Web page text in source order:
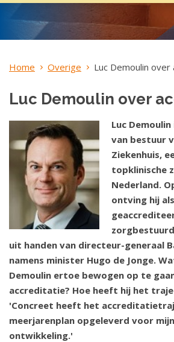
h
o
u
d
S
p
r
i
n
g
n
a
a
r
n
a
Home Overige Luc Demoulin
Luc Demoulin over
Luc
van bestuur
Ziekenhuis,
topklinische
Nederland.
ontving hij
uit handen van directeur-generaal
namens minister Hugo de Jonge.
Demoulin ertoe bewogen op te
accreditatie? Hoe heeft hij het
'Concreet heeft het
meerjarenplan opgeleverd voor
ontwikkeling.'